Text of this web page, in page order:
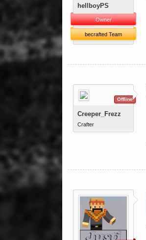
hellboyPS
Owner
becrafted Team
Offline
Creeper_Frezz
Crafter